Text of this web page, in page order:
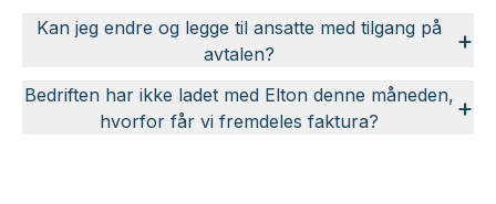
Kan jeg endre og legge til ansatte med tilgang på
avtalen?
+
Bedriften har ikke ladet med Elton denne måneden,
hvorfor får vi fremdeles faktura?
+